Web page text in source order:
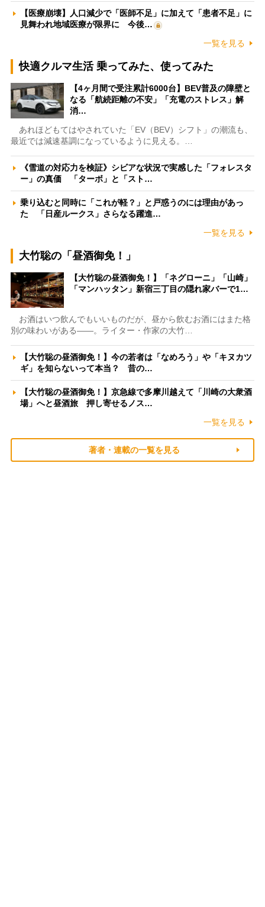
【医療崩壊】人口減少で「医師不足」に加えて「患者不足」に
見舞われ地域医療が限界に 今後…
一覧を見る
快適クルマ生活 乗ってみた、使ってみた
【4ヶ月間で受注累計6000台】BEV普及の障壁と
なる「航続距離の不安」「充電のストレス」解
消…
あれほどもてはやされていた「EV（BEV）シフト」の潮流も、
最近では減速基調になっているように見える。…
《雪道の対応力を検証》シビアな状況で実感した「フォレスタ
ー」の真価 「ターボ」と「スト…
乗り込むと同時に「これが軽？」と戸惑うのには理由があっ
た 「日産ルークス」さらなる躍進…
一覧を見る
大竹聡の「昼酒御免！」
【大竹聡の昼酒御免！】「ネグローニ」「山崎」
「マンハッタン」新宿三丁目の隠れ家バーで1…
お酒はいつ飲んでもいいものだが、昼から飲むお酒にはまた格
別の味わいがある――。ライター・作家の大竹…
【大竹聡の昼酒御免！】今の若者は「なめろう」や「キヌカツ
ギ」を知らないって本当？ 昔の…
【大竹聡の昼酒御免！】京急線で多摩川越えて「川崎の大衆酒
場」へと昼酒旅 押し寄せるノス…
一覧を見る
著者・連載の一覧を見る